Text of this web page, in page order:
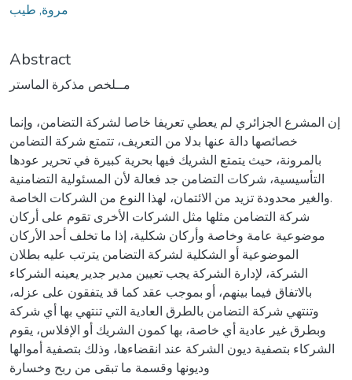
مروة, طيب
Abstract
مــلخص مذكرة الماستر
إن المشرع الجزائري لم يعطي تعريفا خاصا لشركة التضامن، وإنما
خصائصها دالة عنها بدلا من التعريف، تتمتع شركة التضامن
بالمرونة، حيث يتمتع الشريك فيها بحرية كبيرة في تحرير عودها
التأسيسية، شركات التضامن جد فعالة لأن المسئولية التضامنية
والغير محدودة تزيد من الائتمان، لهذا النوع من الشركات الخاصة.
شركة التضامن مثلها مثل الشركات الأخرى تقوم على أركان
موضوعية عامة وخاصة وأركان شكلية، إذا ما تخلف أحد الأركان
الموضوعية أو الشكلية لشركة التضامن يترتب عليه بطلان
الشركة، لإدارة الشركة يجب تعيين مدير جدير يعينه الشركاء
بالاتفاق فيما بينهم، أو بموجب عقد كما قد يتفقون على عزله،
وتنتهي شركة التضامن بالطرق العادية التي تنتهي بها أي شركة
وبطرق غير عادية أي خاصة، بها كمون الشريك أو الإفلاس، يقوم
الشركاء بتصفية ديون الشركة عند انقضاءها، وذلك بتصفية أموالها
وديونها وقسمة ما تبقى من ربح وخسارة